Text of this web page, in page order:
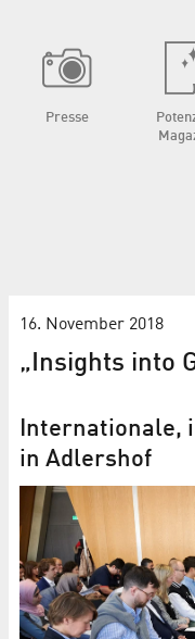
Presse
16. November 2018
„Insights into
Internationale,
in Adlershof